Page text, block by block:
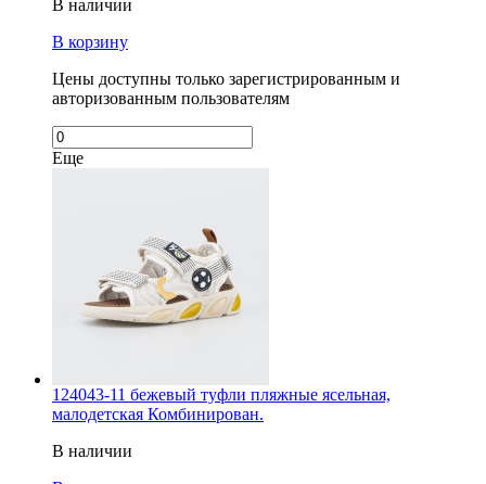
В наличии
В корзину
Цены доступны только зарегистрированным и
авторизованным пользователям
Еще
124043-11 бежевый туфли пляжные ясельная,
малодетская Комбинирован.
В наличии